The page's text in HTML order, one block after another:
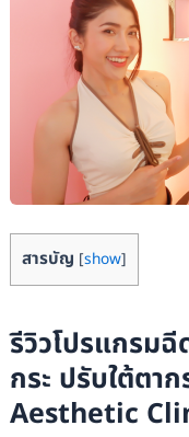
สารบัญ [show]
รีวิวโปรแกรม
กระ ปรับใต้ตา
Aesthetic